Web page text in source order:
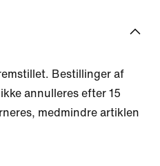
Bestillinger af
annulleres efter 15
medmindre artiklen